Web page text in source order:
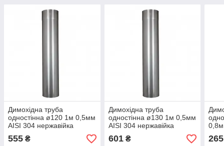
Димохідна труба
одностінна ø120 1м 0,5мм
AISI 304 нержавійка
555 ₴
Димохідна труба
одностінна ø130 1м 0,5мм
AISI 304 нержавійка
601₴ 265